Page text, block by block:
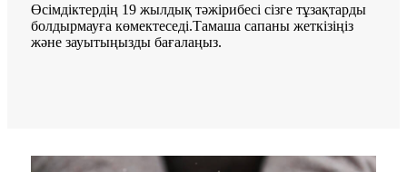
Өсімдіктердің 19 жылдық тәжірибесі сізге тұзақтарды
болдырмауға көмектеседі.Тамаша сапаны жеткізіңіз
және зауытыңызды бағалаңыз.